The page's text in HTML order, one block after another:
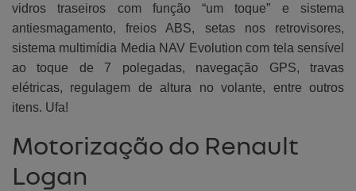
vidros traseiros com função “um toque” e sistema
antiesmagamento, freios ABS, setas nos retrovisores,
sistema multimídia Media NAV Evolution com tela sensível
ao toque de 7 polegadas, navegação GPS, travas
elétricas, regulagem de altura no volante, entre outros
itens. Ufa!
Motorização do Renault
Logan